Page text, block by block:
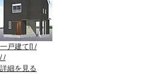
一戸建て [] /
//
詳細を見る